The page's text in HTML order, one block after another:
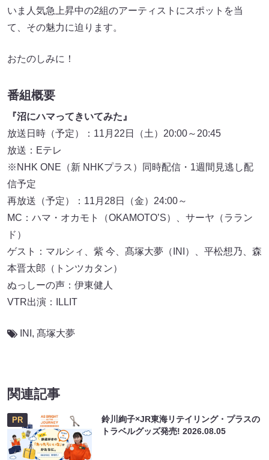
いま人気急上昇中の2組のアーティストにスポットを当
て、その魅力に迫ります。
おたのしみに！
番組概要
『沼にハマってきいてみた』
放送日時（予定）：11月22日（土）20:00～20:45
放送：Eテレ
※NHK ONE（新 NHKプラス）同時配信・1週間見逃し配
信予定
再放送（予定）：11月28日（金）24:00～
MC：ハマ・オカモト（OKAMOTO’S）、サーヤ（ララン
ド）
ゲスト：マルシィ、紫 今、髙塚大夢（INI）、平松想乃、森
本晋太郎（トンツカタン）
ぬっしーの声：伊東健人
VTR出演：ILLIT
INI , 髙塚⼤夢
関連記事
PR
鈴川絢子×JR東海リテイリング・プラスの
トラベルグッズ発売!2026.08.05